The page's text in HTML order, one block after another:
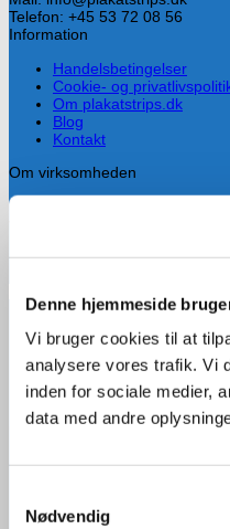
Denne hjemmeside
Vi bruger cookies til at
analysere vores trafik. Vi
inden for sociale medier,
data med andre
Nødvendig
Telefon: +45 53 72 08 56
Information
Handelsbetingelser
Cookie- og
Om plakatstrips.dk
Blog
Kontakt
Om virksomheden
Drives af Lars Hammersholt,
Han fandt hurtigt ud af at
Cookie- og
Om plakatstrips.dk
Blog
Kontakt
Copyright 2026 ©